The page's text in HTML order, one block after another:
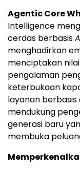
Agentic Core
Intelligence
cerdas berbasis
menghadirkan
menciptakan
pengalaman
keterbukaan
layanan berbasis
mendukung
generasi baru
membuka